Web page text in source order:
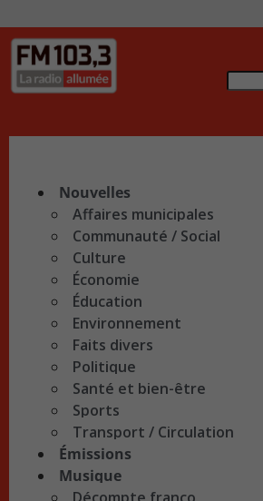
Nouvelles
Affaires municipales
Communauté / Social
Culture
Économie
Éducation
Environnement
Faits divers
Politique
Santé et bien-être
Sports
Transport / Circulation
Émissions
Musique